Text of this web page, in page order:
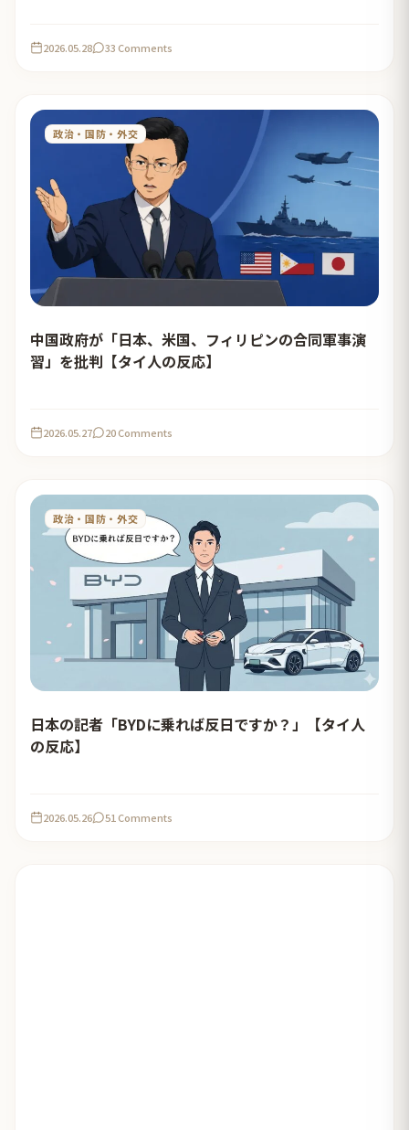
2026.05.28 33 Comments
政治・国防・外交
中国政府が「日本、米国、フィリ‌ピンの合同軍事演​
習」を批判【タイ人の反応】
2026.05.27 20 Comments
政治・国防・外交
日本の記者「BYDに乗れば反日ですか？」【タイ人
の反応】
2026.05.26 51 Comments